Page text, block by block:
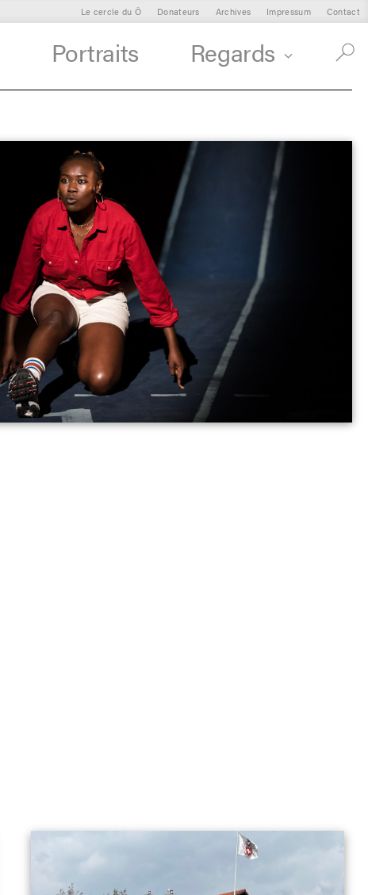
Le cercle du Ô Donateurs Archives Impressum Contact
Portraits Regards